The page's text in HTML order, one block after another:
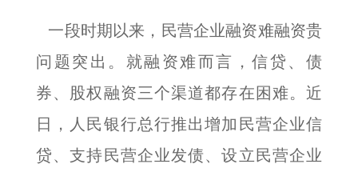
一段时期以来，民营企业融资难融资贵
问题突出。就融资难而言，信贷、债
券、股权融资三个渠道都存在困难。近
日，人民银行总行推出增加民营企业信
贷、支持民营企业发债、设立民营企业